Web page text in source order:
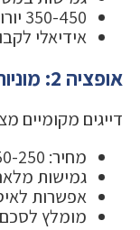
350-450 יורו לסירה (ליום שלם)
אידיאלי
אופציה 2: מוניות ים
דייגים מקומיים
מחיר: 150-250 יורו לסירה (עד 6 אנשים)
גמישות
אפשרות
מומלץ